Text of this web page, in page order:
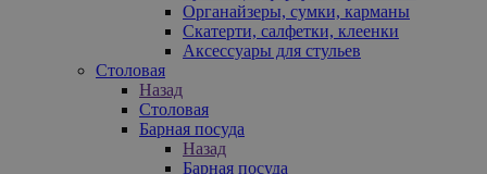
Органайзеры, сумки, карманы
Скатерти, салфетки, клеенки
Аксессуары для стульев
Столовая
Назад
Столовая
Барная посуда
Назад
Барная посуда